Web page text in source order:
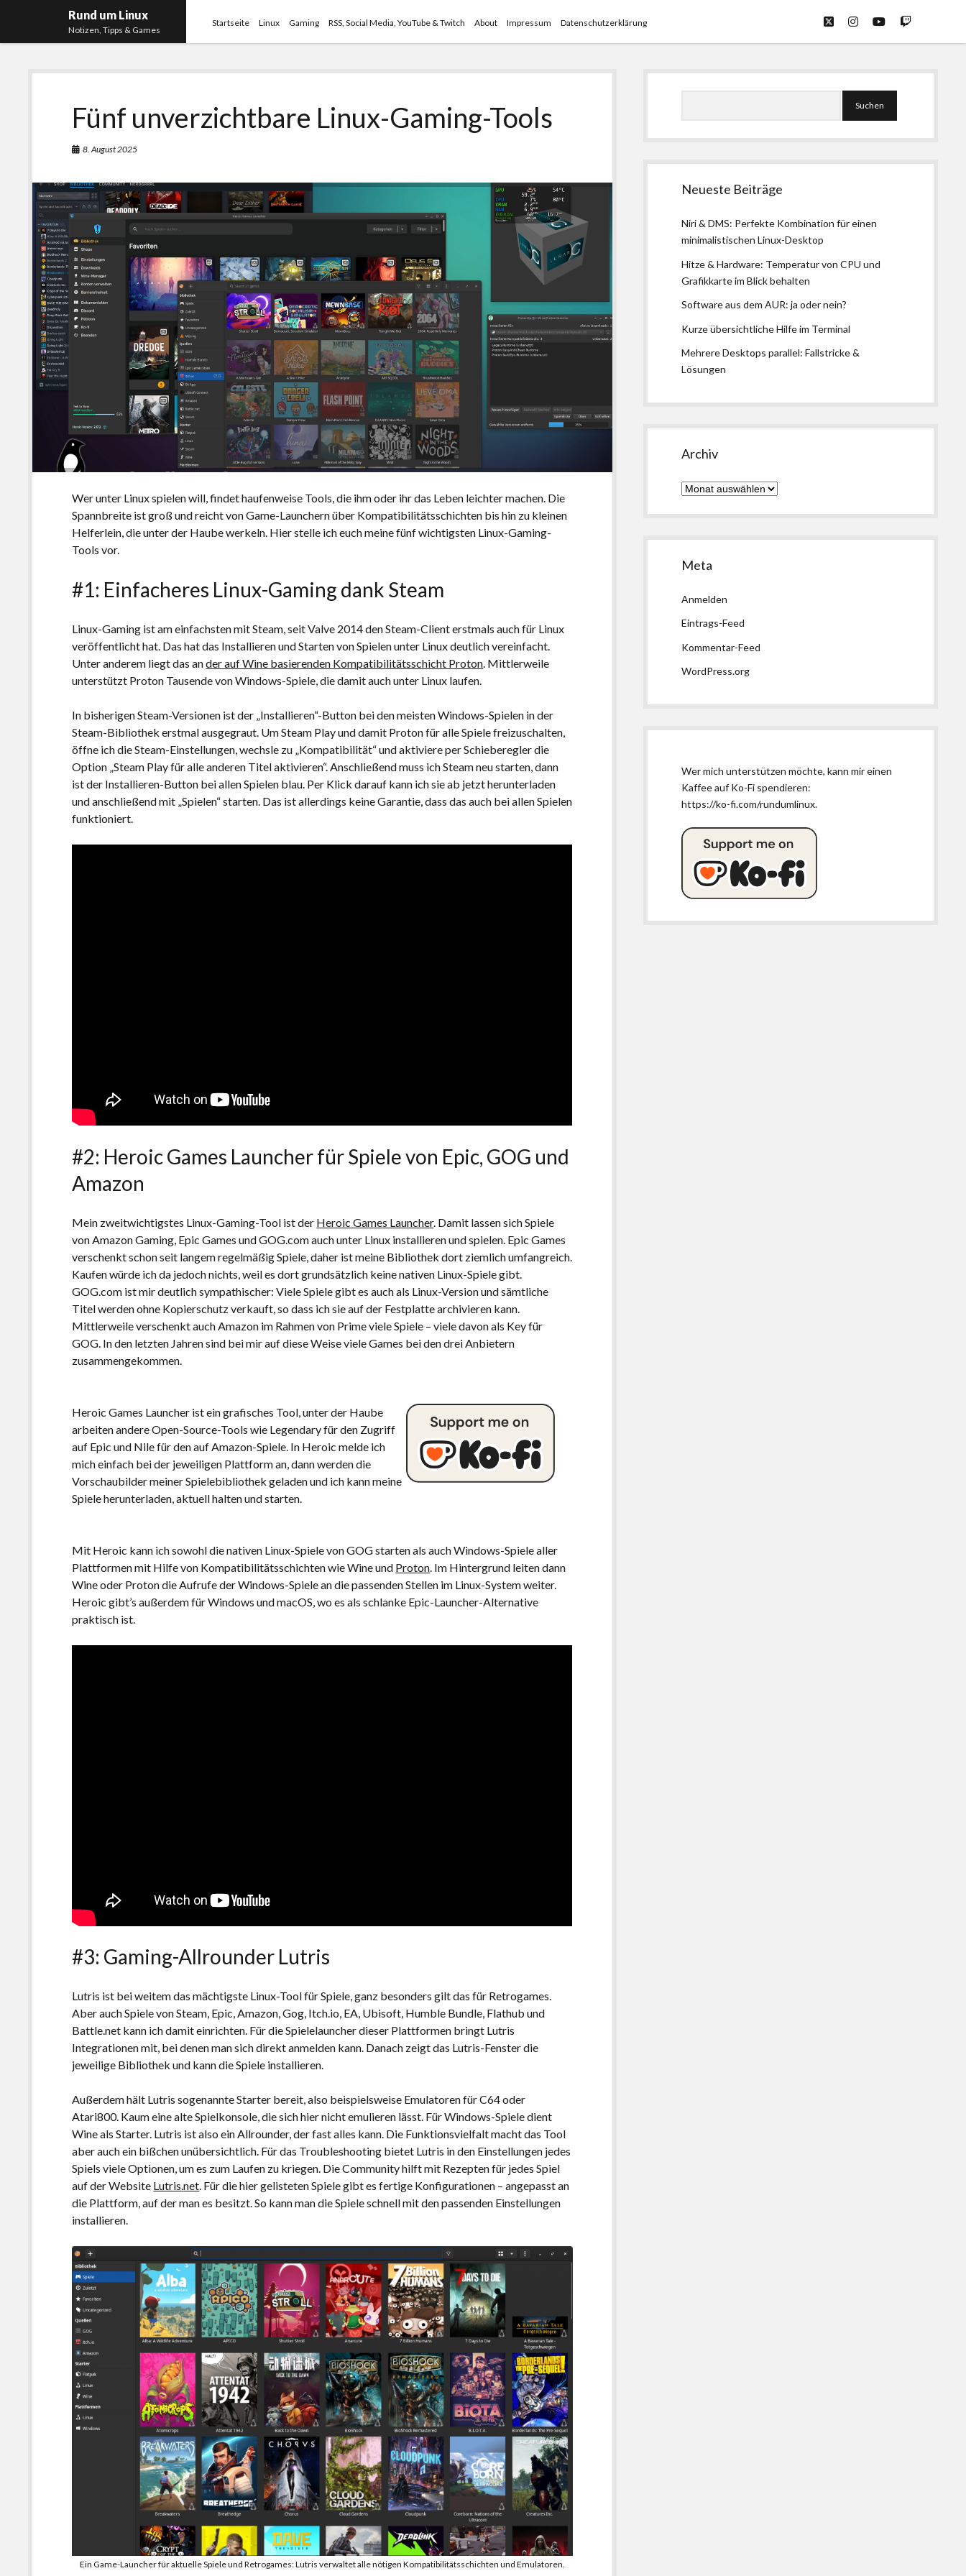
Rund um Linux
Notizen, Tipps & Games
Startseite Linux Gaming RSS, Social Media, YouTube & Twitch About Impressum Datenschutzerklärung twitterinstagram
youtubetwitch
Fünf unverzichtbare Linux-Gaming-Tools
8. August 2025
Wer unter Linux spielen will, findet haufenweise Tools, die ihm oder ihr das Leben leichter machen. Die
Spannbreite ist groß und reicht von Game-Launchern über Kompatibilitätsschichten bis hin zu kleinen
Helferlein, die unter der Haube werkeln. Hier stelle ich euch meine fünf wichtigsten Linux-Gaming-
Tools vor.
#1: Einfacheres Linux-Gaming dank Steam
Linux-Gaming ist am einfachsten mit Steam, seit Valve 2014 den Steam-Client erstmals auch für Linux
veröffentlicht hat. Das hat das Installieren und Starten von Spielen unter Linux deutlich vereinfacht.
Unter anderem liegt das ander auf Wine basierenden Kompatibilitätsschicht Proton. Mittlerweile
unterstützt Proton Tausende von Windows-Spiele, die damit auch unter Linux laufen.
In bisherigen Steam-Versionen ist der „Installieren“-Button bei den meisten Windows-Spielen in der
Steam-Bibliothek erstmal ausgegraut. Um Steam Play und damit Proton für alle Spiele freizuschalten,
öffne ich die Steam-Einstellungen, wechsle zu „Kompatibilität“ und aktiviere per Schieberegler die
Option „Steam Play für alle anderen Titel aktivieren“. Anschließend muss ich Steam neu starten, dann
ist der Installieren-Button bei allen Spielen blau. Per Klick darauf kann ich sie ab jetzt herunterladen
und anschließend mit „Spielen“ starten. Das ist allerdings keine Garantie, dass das auch bei allen Spielen
funktioniert.
#2: Heroic Games Launcher für Spiele von Epic, GOG und
Amazon
Mein zweitwichtigstes Linux-Gaming-Tool ist der Heroic Games Launcher. Damit lassen sich Spiele
von Amazon Gaming, Epic Games und GOG.com auch unter Linux installieren und spielen. Epic Games
verschenkt schon seit langem regelmäßig Spiele, daher ist meine Bibliothek dort ziemlich umfangreich.
Kaufen würde ich da jedoch nichts, weil es dort grundsätzlich keine nativen Linux-Spiele gibt.
GOG.com ist mir deutlich sympathischer: Viele Spiele gibt es auch als Linux-Version und sämtliche
Titel werden ohne Kopierschutz verkauft, so dass ich sie auf der Festplatte archivieren kann.
Mittlerweile verschenkt auch Amazon im Rahmen von Prime viele Spiele – viele davon als Key für
GOG. In den letzten Jahren sind bei mir auf diese Weise viele Games bei den drei Anbietern
zusammengekommen.
Heroic Games Launcher ist ein grafisches Tool, unter der Haube
arbeiten andere Open-Source-Tools wie Legendary für den Zugriff
auf Epic und Nile für den auf Amazon-Spiele. In Heroic melde ich
mich einfach bei der jeweiligen Plattform an, dann werden die
Vorschaubilder meiner Spielebibliothek geladen und ich kann meine
Spiele herunterladen, aktuell halten und starten.
Mit Heroic kann ich sowohl die nativen Linux-Spiele von GOG starten als auch Windows-Spiele aller
Plattformen mit Hilfe von Kompatibilitätsschichten wie Wine und Proton . Im Hintergrund leiten dann
Wine oder Proton die Aufrufe der Windows-Spiele an die passenden Stellen im Linux-System weiter.
Heroic gibt’s außerdem für Windows und macOS, wo es als schlanke Epic-Launcher-Alternative
praktisch ist.
#3: Gaming-Allrounder Lutris
Lutris ist bei weitem das mächtigste Linux-Tool für Spiele, ganz besonders gilt das für Retrogames.
Aber auch Spiele von Steam, Epic, Amazon, Gog, Itch.io, EA, Ubisoft, Humble Bundle, Flathub und
Battle.net kann ich damit einrichten. Für die Spielelauncher dieser Plattformen bringt Lutris
Integrationen mit, bei denen man sich direkt anmelden kann. Danach zeigt das Lutris-Fenster die
jeweilige Bibliothek und kann die Spiele installieren.
Außerdem hält Lutris sogenannte Starter bereit, also beispielsweise Emulatoren für C64 oder
Atari800. Kaum eine alte Spielkonsole, die sich hier nicht emulieren lässt. Für Windows-Spiele dient
Wine als Starter. Lutris ist also ein Allrounder, der fast alles kann. Die Funktionsvielfalt macht das Tool
aber auch ein bißchen unübersichtlich. Für das Troubleshooting bietet Lutris in den Einstellungen jedes
Spiels viele Optionen, um es zum Laufen zu kriegen. Die Community hilft mit Rezepten für jedes Spiel
auf der Website Lutris.net. Für die hier gelisteten Spiele gibt es fertige Konfigurationen – angepasst an
die Plattform, auf der man es besitzt. So kann man die Spiele schnell mit den passenden Einstellungen
installieren.
Ein Game-Launcher für aktuelle Spiele und Retrogames: Lutris verwaltet alle nötigen Kompatibilitätsschichten und Emulatoren.
Seitenleiste
Neueste Beiträge
Niri & DMS: Perfekte Kombination für einen
minimalistischen Linux-Desktop
Hitze & Hardware: Temperatur von CPU und
Grafikkarte im Blick behalten
Software aus dem AUR: ja oder nein?
Kurze übersichtliche Hilfe im Terminal
Mehrere Desktops parallel: Fallstricke &
Lösungen
Archiv
Archiv
Meta
Anmelden
Eintrags-Feed
Kommentar-Feed
WordPress.org
Wer mich unterstützen möchte, kann mir einen
Kaffee auf Ko-Fi spendieren:
https://ko-fi.com/rundumlinux.